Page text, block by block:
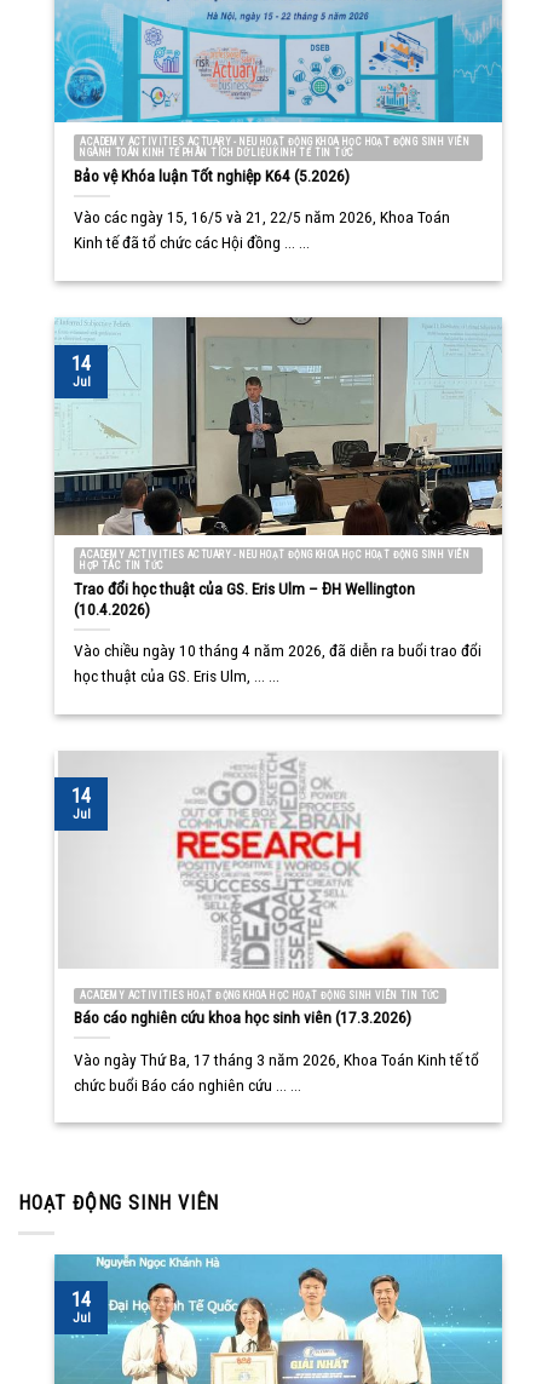
ACADEMY ACTIVITIES ACTUARY - NEU HOẠT ĐỘNG KHOA HỌC HOẠT ĐỘNG SINH VIÊN
NGÀNH TOÁN KINH TẾ PHÂN TÍCH DỮ LIỆU KINH TẾ TIN TỨC
Bảo vệ Khóa luận Tốt nghiệp K64 (5.2026)
Vào các ngày 15, 16/5 và 21, 22/5 năm 2026, Khoa Toán
Kinh tế đã tổ chức các Hội đồng ... ...
ACADEMY ACTIVITIES ACTUARY - NEU HOẠT ĐỘNG KHOA HỌC HOẠT ĐỘNG SINH VIÊN
HỢP TÁC TIN TỨC
Trao đổi học thuật của GS. Eris Ulm – ĐH Wellington
(10.4.2026)
Vào chiều ngày 10 tháng 4 năm 2026, đã diễn ra buổi trao đổi
học thuật của GS. Eris Ulm, ... ...
14
Jul
ACADEMY ACTIVITIES HOẠT ĐỘNG KHOA HỌC HOẠT ĐỘNG SINH VIÊN TIN TỨC
Báo cáo nghiên cứu khoa học sinh viên (17.3.2026)
Vào ngày Thứ Ba, 17 tháng 3 năm 2026, Khoa Toán Kinh tế tổ
chức buổi Báo cáo nghiên cứu ... ...
14
Jul
HOẠT ĐỘNG SINH VIÊN
14
Jul